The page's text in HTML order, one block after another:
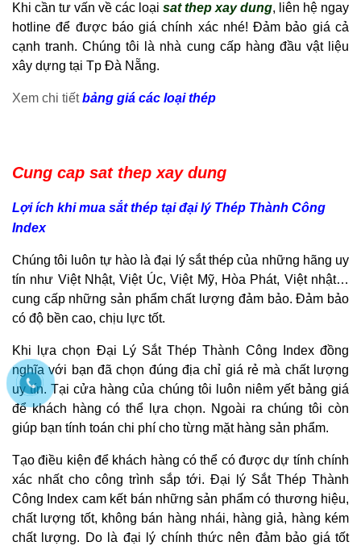
Khi cần tư vấn về các loại sat thep xay dung, liên hệ ngay
hotline để được báo giá chính xác nhé! Đảm bảo giá cả
cạnh tranh. Chúng tôi là nhà cung cấp hàng đầu vật liệu
xây dựng tại Tp Đà Nẵng.
Xem chi tiếtbảng giá các loại thép
Cung cap sat thep xay dung
Lợi ích khi mua sắt thép tại đại lý Thép Thành Công
Index
Chúng tôi luôn tự hào là đại lý sắt thép của những hãng uy
tín như Việt Nhật, Việt Úc, Việt Mỹ, Hòa Phát, Việt nhật…
cung cấp những sản phẩm chất lượng đảm bảo. Đảm bảo
có độ bền cao, chịu lực tốt.
Khi lựa chọn Đại Lý Sắt Thép Thành Công Index đồng
nghĩa với bạn đã chọn đúng địa chỉ giá rẻ mà chất lượng
uy tín. Tại cửa hàng của chúng tôi luôn niêm yết bảng giá
để khách hàng có thể lựa chọn. Ngoài ra chúng tôi còn
giúp bạn tính toán chi phí cho từng mặt hàng sản phẩm.
Tạo điều kiện để khách hàng có thể có được dự tính chính
xác nhất cho công trình sắp tới. Đại lý Sắt Thép Thành
Công Index cam kết bán những sản phẩm có thương hiệu,
chất lượng tốt, không bán hàng nhái, hàng giả, hàng kém
chất lượng. Do là đại lý chính thức nên đảm bảo giá tốt